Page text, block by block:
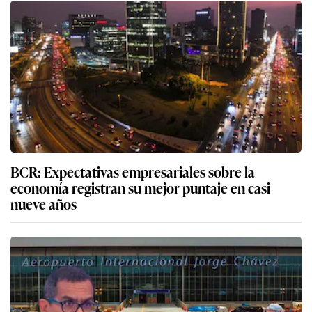
BCR: Expectativas empresariales sobre la
economía registran su mejor puntaje en casi
nueve años
Aerolíneas responden a LAP sobre la TUUA a
escalas internacionales: “Una reducción parcial
deja intacta la desventaja competitiva de fondo”